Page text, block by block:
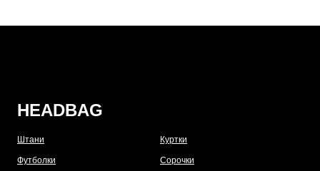
HEADBAG
Штани
Футболки
Куртки
Сорочки